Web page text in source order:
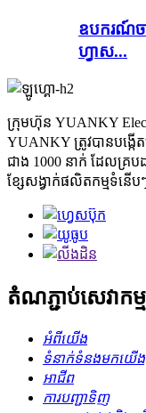
ឧបករណ៍ចា
ហ្វាស...
ក្រុមហ៊ុន YUANKY
YUANKY ត្រូវបានបង្កើ
ជាង 1000 នាក់ ដែលគ្រប
ខ្សែសង្វាក់ផលិតកម្មទំន
តំណភ្ជាប់សេវាកម្ម
អំពីយើង
ទំនាក់ទំនងមកយើង
អាជីព
ការបញ្ជាទិញ